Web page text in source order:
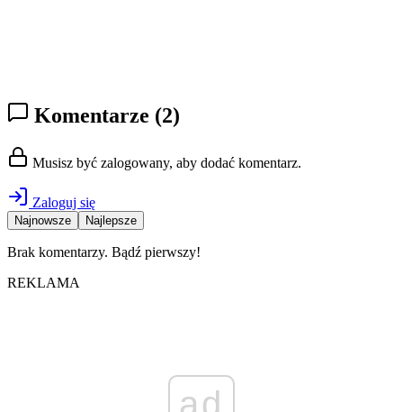
Komentarze (2)
Musisz być zalogowany, aby dodać komentarz.
Zaloguj się
Najnowsze Najlepsze
Brak komentarzy. Bądź pierwszy!
REKLAMA